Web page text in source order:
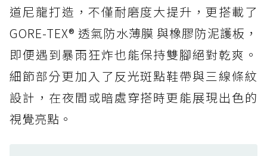
防水鞋推薦 6. HOKA Stinson Evo GTX：越野
復刻厚底，GORE-TEX 防水與增高神器一次滿
防水鞋推薦 7. Timberland Motion Access：
黃靴同級頂級防水，輕量化工裝健走鞋雨天必備
防水鞋推薦 7. Timberland Motion Access：
黃靴同級頂級防水，輕量化工裝健走鞋雨天必備
道尼龍打造，不僅耐磨度大提升，更搭載了
GORE-TEX® 透氣防水薄膜 與橡膠防泥護板，
即便遇到暴雨狂炸也能保持雙腳絕對乾爽。
細節部分更加入了反光斑點鞋帶與三線條紋
設計，在夜間或暗處穿搭時更能展現出色的
視覺亮點。